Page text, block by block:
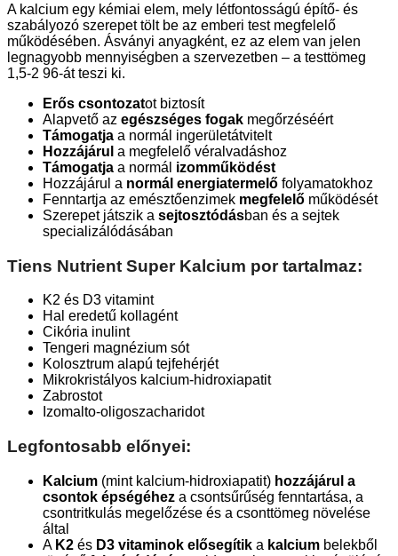
A kalcium egy kémiai elem, mely létfontosságú építő- és
szabályozó szerepet tölt be az emberi test megfelelő
működésében. Ásványi anyagként, ez az elem van jelen
legnagyobb mennyiségben a szervezetben – a testtömeg
1,5-2 96-át teszi ki.
Erős csontozatot biztosít
Alapvető az egészséges fogak megőrzéséért
Támogatja a normál ingerületátvitelt
Hozzájárul a megfelelő véralvadáshoz
Támogatja a normál izomműködést
Hozzájárul a normál energiatermelő folyamatokhoz
Fenntartja az emésztőenzimek megfelelő működését
Szerepet játszik a sejtosztódásban és a sejtek
specializálódásában
Tiens Nutrient Super Kalcium por tartalmaz:
K2 és D3 vitamint
Hal eredetű kollagént
Cikória inulint
Tengeri magnézium sót
Kolosztrum alapú tejfehérjét
Mikrokristályos kalcium-hidroxiapatit
Zabrostot
Izomalto-oligoszacharidot
Legfontosabb előnyei:
Kalcium (mint kalcium-hidroxiapatit) hozzájárul a
csontok épségéhez a csontsűrűség fenntartása, a
csontritkulás megelőzése és a csonttömeg növelése
által
A K2 és D3 vitaminok elősegítik a kalcium belekből